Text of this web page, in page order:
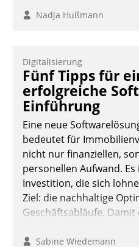
Nadja Hußmann
Digitalisierung
Fünf Tipps für
erfolgreiche
Einführung
Eine neue
bedeutet für
nicht nur finanziellen,
personellen Aufwand. Es
Investition, die sich
Ziel: die nachhaltige
Geschäftsabläufe. Damit
befolgt werden.
Sabine Wiedemann